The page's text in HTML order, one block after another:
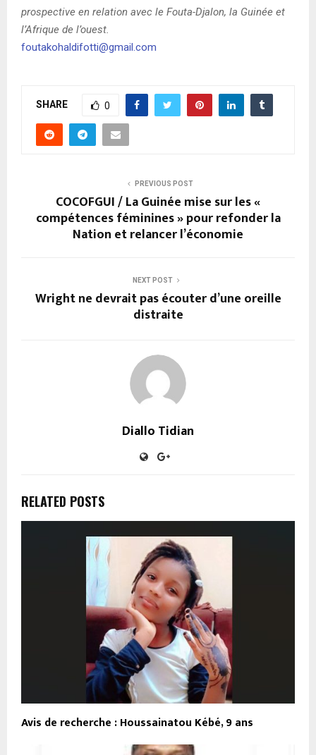
prospective en relation avec le Fouta-Djalon, la Guinée et
l’Afrique de l’ouest.
foutakohaldifotti@gmail.com
SHARE 0
PREVIOUS POST
COCOFGUI / La Guinée mise sur les «
compétences féminines » pour refonder la
Nation et relancer l’économie
NEXT POST
Wright ne devrait pas écouter d’une oreille
distraite
Diallo Tidian
RELATED POSTS
Avis de recherche : Houssainatou Kébé, 9 ans